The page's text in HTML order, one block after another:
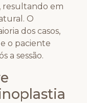
resultando em
O
dos casos,
o paciente
a sessão.